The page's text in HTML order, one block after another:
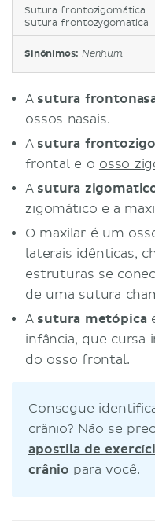
Sutura frontozigomática
Sutura frontozygomatica
Sinônimos: Nenhum
A sutura
ossos nasais.
A sutura
frontal e o osso
A sutura
zigomático e a
O maxilar é um
laterais idênticas,
estruturas se
de uma sutura
A sutura metópica
infância, que cursa
do osso frontal.
Consegue
crânio? Não se
apostila de
crânio para você.